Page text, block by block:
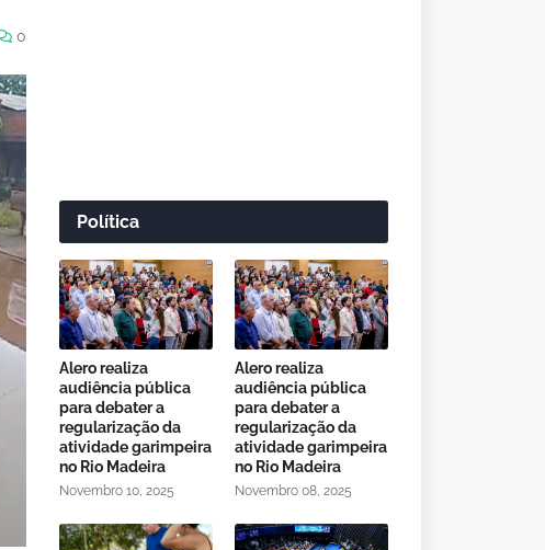
0
Política
Alero realiza
audiência pública
para debater a
regularização da
atividade garimpeira
no Rio Madeira
Novembro 10, 2025
Alero realiza
audiência pública
para debater a
regularização da
atividade garimpeira
no Rio Madeira
Novembro 08, 2025